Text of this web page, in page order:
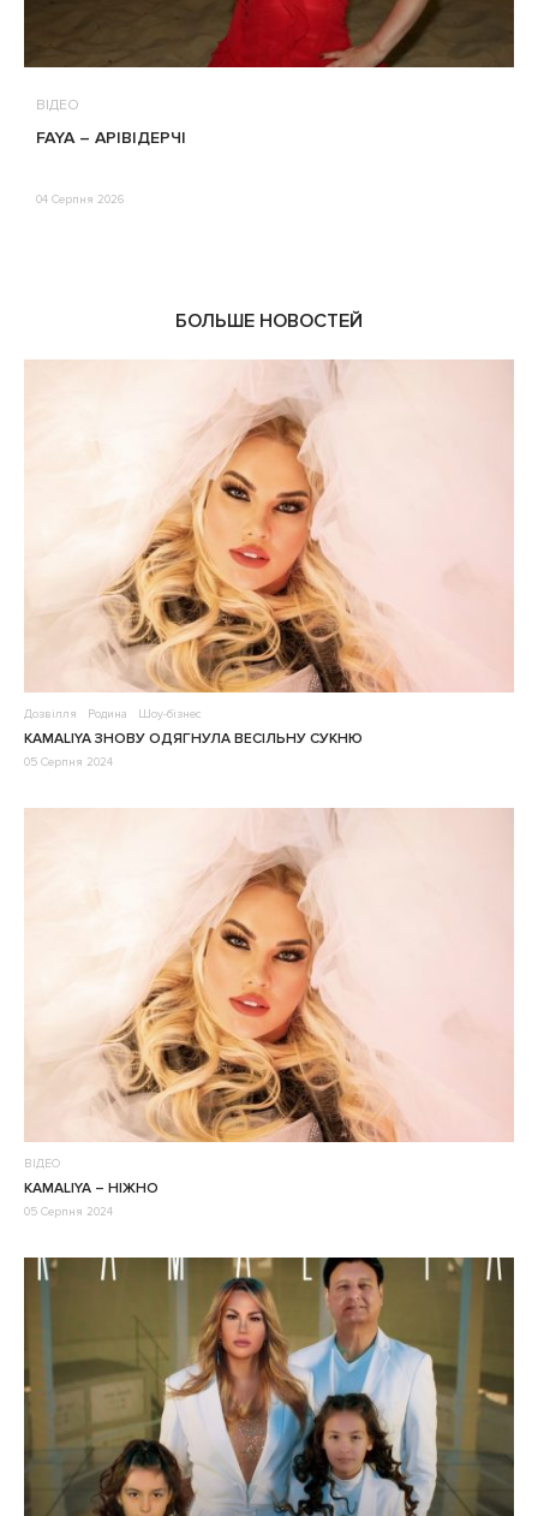
ВІДЕО
FAYA – АРІВІДЕРЧІ
04 Серпня 2026
БОЛЬШЕ НОВОСТЕЙ
Дозвілля Родина Шоу-бізнес
KAMALIYA ЗНОВУ ОДЯГНУЛА ВЕСІЛЬНУ СУКНЮ
05 Серпня 2024
ВІДЕО
KAMALIYA – НІЖНО
05 Серпня 2024